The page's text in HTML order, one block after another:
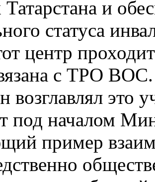
Татарстана и
статуса
центр
с ТРО
возглавлял это
под началом
пример